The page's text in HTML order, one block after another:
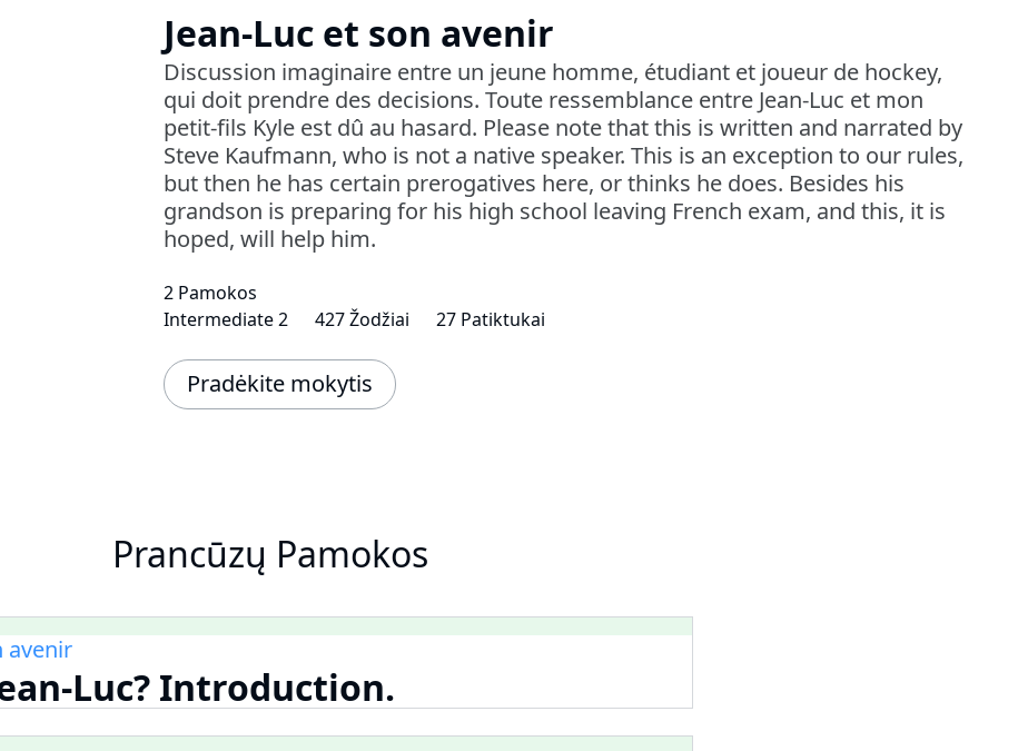
Jean-Luc et son avenir
Discussion imaginaire entre un jeune homme, étudiant et joueur de hockey,
qui doit prendre des decisions. Toute ressemblance entre Jean-Luc et mon
petit-fils Kyle est dû au hasard. Please note that this is written and narrated by
Steve Kaufmann, who is not a native speaker. This is an exception to our rules,
but then he has certain prerogatives here, or thinks he does. Besides his
grandson is preparing for his high school leaving French exam, and this, it is
hoped, will help him.
2 Pamokos
Intermediate 2
427 Žodžiai 27 Patiktukai
Pradėkite mokytis
Prancūzų Pamokos
avenir
Luc? Introduction.